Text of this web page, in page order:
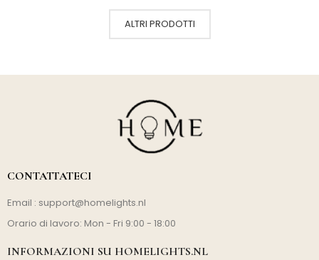
ALTRI PRODOTTI
CONTATTATECI
Email : support@homelights.nl
Orario di lavoro: Mon - Fri 9:00 - 18:00
INFORMAZIONI SU HOMELIGHTS.NL